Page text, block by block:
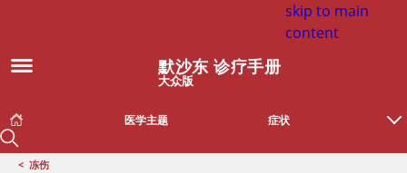
skip to main
content
默沙东 诊疗手册
大众版
医学主题 症状
< 冻伤